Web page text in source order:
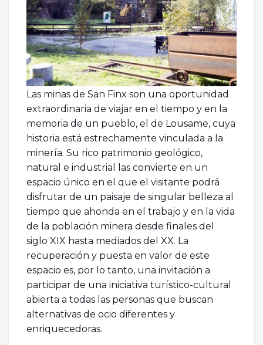
Las minas de San Finx son una oportunidad
extraordinaria de viajar en el tiempo y en la
memoria de un pueblo, el de Lousame, cuya
historia está estrechamente vinculada a la
minería. Su rico patrimonio geológico,
natural e industrial las convierte en un
espacio único en el que el visitante podrá
disfrutar de un paisaje de singular belleza al
tiempo que ahonda en el trabajo y en la vida
de la población minera desde finales del
siglo XIX hasta mediados del XX. La
recuperación y puesta en valor de este
espacio es, por lo tanto, una invitación a
participar de una iniciativa turístico-cultural
abierta a todas las personas que buscan
alternativas de ocio diferentes y
enriquecedoras.